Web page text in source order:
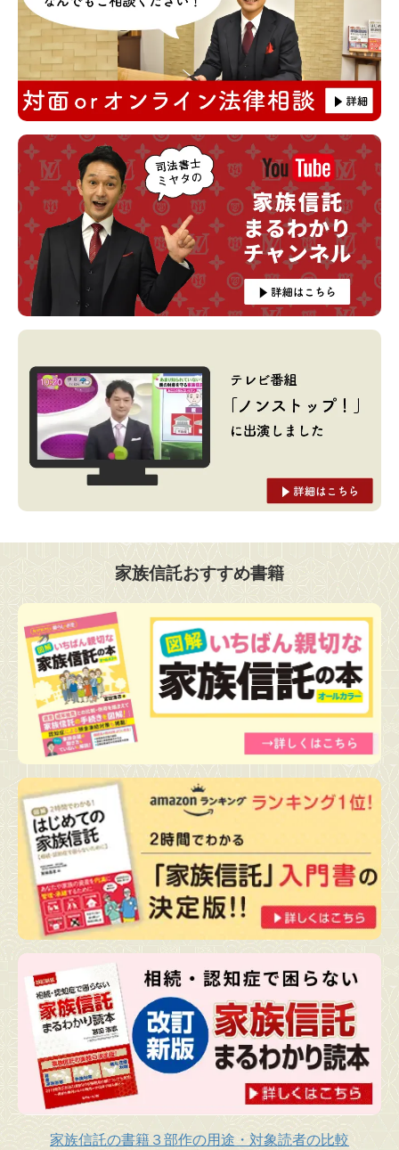
家族信託おすすめ書籍
家族信託の書籍３部作の用途・対象読者の比較